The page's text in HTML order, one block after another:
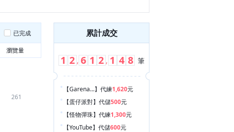
已完成
瀏覽量
261
累計成交
1 2 , 6 1 2 , 1 4 8 筆
【Garena 傳說對決】 代練1,620元
【蛋仔派對】 代儲500元
【怪物彈珠】 代練1,300元
【YouTube】 代儲600元